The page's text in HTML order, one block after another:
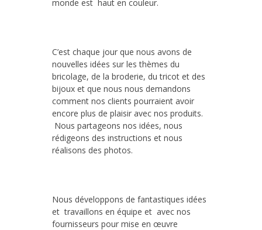
monde est haut en couleur.
C’est chaque jour que nous avons de
nouvelles idées sur les thèmes du
bricolage, de la broderie, du tricot et des
bijoux et que nous nous demandons
comment nos clients pourraient avoir
encore plus de plaisir avec nos produits.
Nous partageons nos idées, nous
rédigeons des instructions et nous
réalisons des photos.
Nous développons de fantastiques idées
et travaillons en équipe et avec nos
fournisseurs pour mise en œuvre